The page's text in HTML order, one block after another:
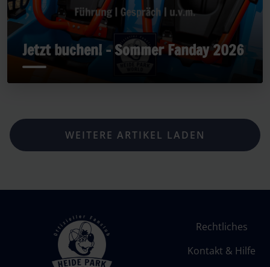
Jetzt buchen! - Sommer Fanday 2026
WEITERE ARTIKEL LADEN
Rechtliches
Kontakt & Hilfe